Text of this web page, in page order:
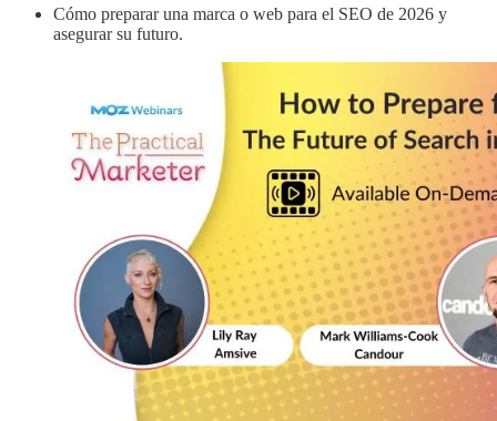
Cómo preparar una marca o web para el SEO de 2026 y
asegurar su futuro.